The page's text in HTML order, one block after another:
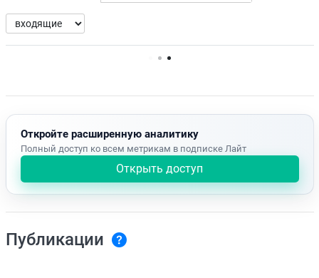
Нет доступных упоминаний.
Откройте расширенную аналитику
Полный доступ ко всем метрикам в подписке Лайт
Открыть доступ
Публикации